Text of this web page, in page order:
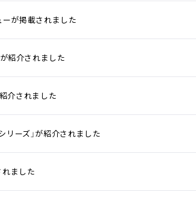
ーが掲載されました
紹介されました
介されました
リーズ」が紹介されました
れました